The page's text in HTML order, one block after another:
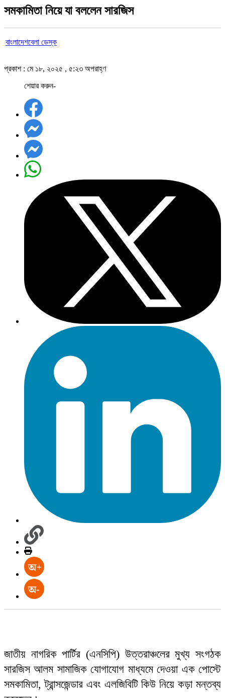
সমকামিতা নিয়ে যা বললেন সারজিস
বাংলাদেশবেলা ডেস্ক
প্রকাশ : মে ১৮, ২০২৫ , ৫:২৩ অপরাহ্ণ
শেয়ার করুন-
জাতীয় নাগরিক পার্টির (এনসিপি) উত্তরাঞ্চলের মুখ্য সংগঠক
সারজিস আলম সামাজিক যোগাযোগ মাধ্যমে দেওয়া এক পোস্টে
সমকামিতা, ট্রান্সজেন্ডার এবং এলজিবিটি কিউ নিয়ে কড়া মন্তব্য